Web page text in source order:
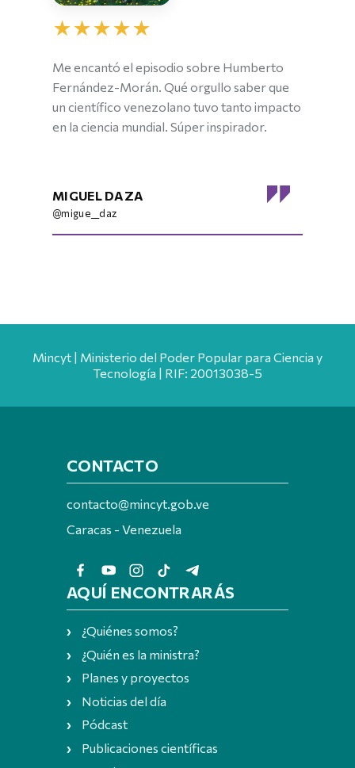
★★★★★
Me encantó el episodio sobre Humberto
Fernández-Morán. Qué orgullo saber que
un científico venezolano tuvo tanto impacto
en la ciencia mundial. Súper inspirador.
MIGUEL DAZA
@migue__daz
Mincyt | Ministerio del Poder Popular para Ciencia y
Tecnología | RIF: 20013038-5
CONTACTO
contacto@mincyt.gob.ve
Caracas - Venezuela
AQUÍ ENCONTRARÁS
¿Quiénes somos?
¿Quién es la ministra?
Planes y proyectos
Noticias del día
Pódcast
Publicaciones científicas